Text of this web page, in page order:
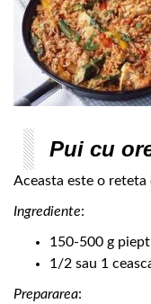
Pui cu
Aceasta este o
Ingrediente:
150-500 g
1/2 sau 1
Prepararea: